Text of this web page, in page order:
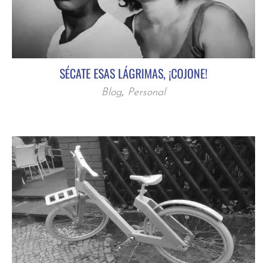
SÉCATE ESAS LÁGRIMAS, ¡COJONE!
Blog, Personal